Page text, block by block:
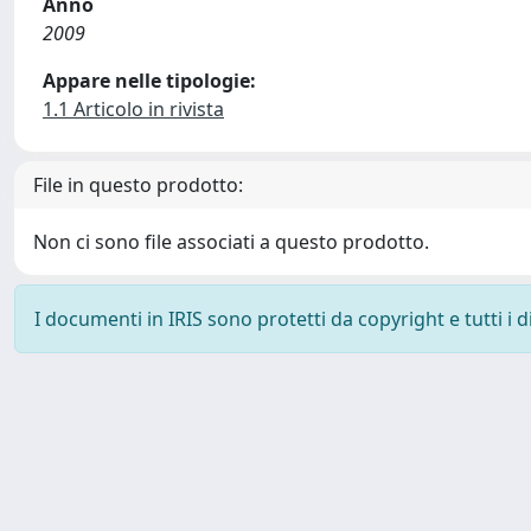
2009
Appare nelle tipologie:
1.1 Articolo in rivista
File in questo prodotto:
Non ci sono file associati a questo prodotto.
I documenti in IRIS sono protetti da copyright e tutti i